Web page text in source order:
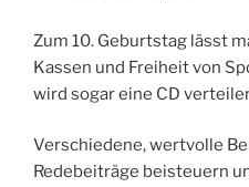
Zum 10. Geburtstag lässt
Kassen und Freiheit von
wird sogar eine CD
Verschiedene, wertvolle
Redebeiträge beisteuern